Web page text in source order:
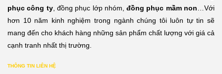
phục công ty, đồng phục lớp nhóm,đồng phục mầm non …Với
hơn 10 năm kinh nghiệm trong ngành chúng tôi luôn tự tin sẽ
mang đến cho khách hàng những sản phẩm chất lượng với giá cả
cạnh tranh nhất thị trường.
THÔNG TIN LIÊN HỆ